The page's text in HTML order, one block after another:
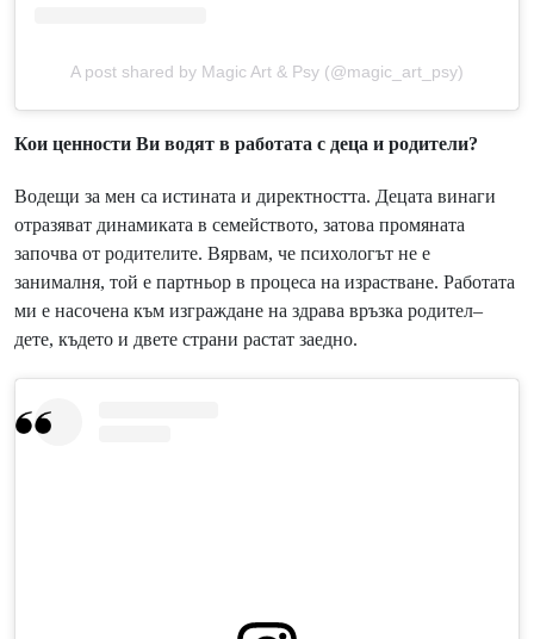
A post shared by Magic Art & Psy (@magic_art_psy)
Кои ценности Ви водят в работата с деца и родители?
Водещи за мен са истината и директността. Децата винаги
отразяват динамиката в семейството, затова промяната
започва от родителите. Вярвам, че психологът не е
занималня, той е партньор в процеса на израстване. Работата
ми е насочена към изграждане на здрава връзка родител–
дете, където и двете страни растат заедно.